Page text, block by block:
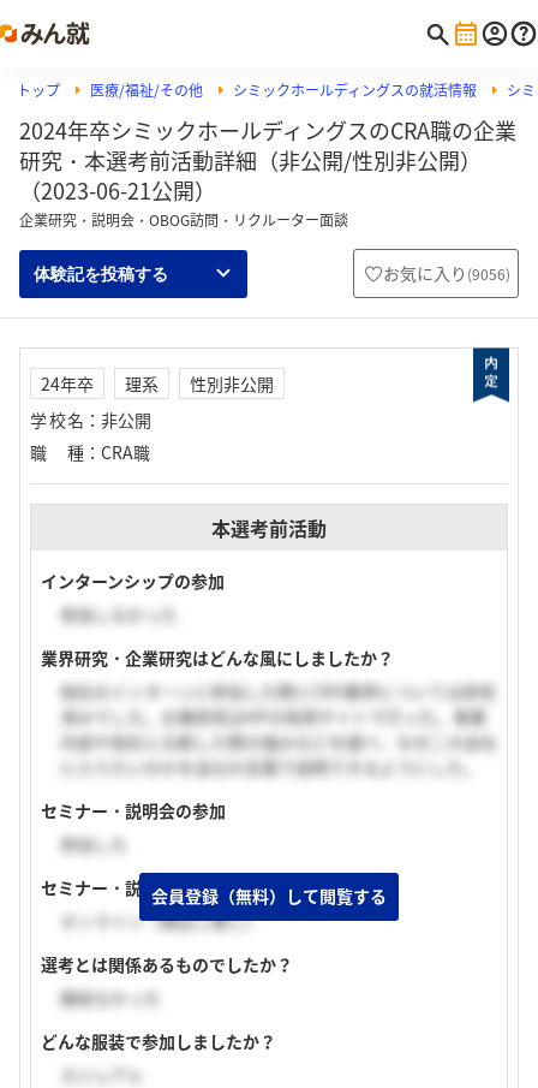
トップ 医療/福祉/その他 シミックホールディングスの就活情報 シ
2024年卒シミックホールディングスのCRA職の企業
研究・本選考前活動詳細（非公開/性別非公開）
（2023-06-21公開）
企業研究・説明会・OBOG訪問・リクルーター面談
体験記を投稿する お気に入り (9056)
24年卒 理系
性別非公開
学校名 ： 非公開
職種 ： CRA職
本選考前活動
インターンシップの参加
参加しなかった
業界研究・企業研究はどんな風にしましたか？
他社のインターンに参加した際にCRO業界については研究
済みでした。企業研究はHPの採用サイトで行った。事業
内容や他社と比較した際の強みなどを調べ、なぜこの会社
に入りたいのかを自分の言葉で説明できるようにした。
セミナー・説明会の参加
参加した
セミナー・説明会の実施形式
オンライン（顔出し無し）
選考とは関係あるものでしたか？
関係なかった
どんな服装で参加しましたか？
カジュアル
会員登録（無料）して閲覧する